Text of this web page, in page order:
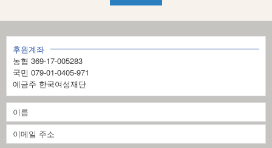
후원계좌
농협 369-17-005283
국민 079-01-0405-971
예금주 한국여성재단